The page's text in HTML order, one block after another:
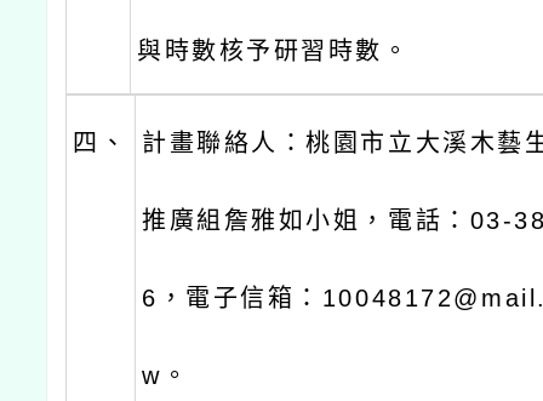
與時數核予研習時數。
四、 計畫聯絡人：桃園市立大溪木藝
推廣組詹雅如小姐，電話：03-
6，電子信箱：
w。